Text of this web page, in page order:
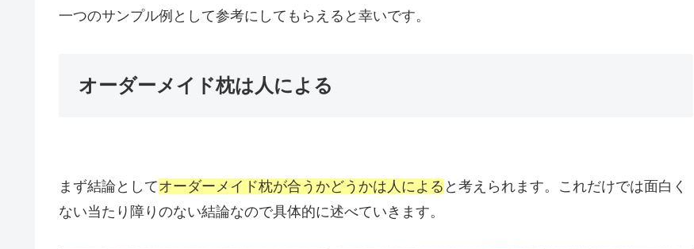
一つのサンプル例として参考にしてもらえると幸いです。
オーダーメイド枕は人による
まず結論としてオーダーメイド枕が合うかどうかは人による と考えられます。これだけでは面白く
ない当たり障りのない結論なので具体的に述べていきます。